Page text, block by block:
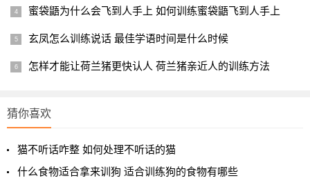
这是为什么？因为没经历过家暴的孩子更自信，更喜欢和
因为，家暴让孩子和父母产生了隔阂
当把孩子换成狗时，研究人员发现：接受暴力训练的狗，
对陌生人非常冷漠，对主人也非常冷漠；接受奖励训练的
蜜袋鼯为什么会飞到人手上 如何训练蜜袋鼯飞到人手上
玄凤怎么训练说话 最佳学语时间是什么时候
怎样才能让荷兰猪更快认人 荷兰猪亲近人的训练方法
猜你喜欢
猫不听话咋整 如何处理不听话的猫
什么食物适合拿来训狗 适合训练狗的食物有哪些